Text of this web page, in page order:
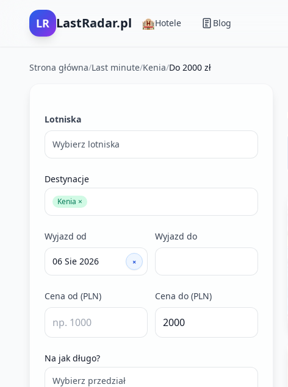
LR LastRadar.pl 🏨Hotele Blog
Strona główna/Last minute/Kenia/Do 2000 zł
Lotniska
Wybierz lotniska
Destynacje
Kenia ×
Wyjazd od
×
Wyjazd do
Cena od (PLN) Cena do (PLN)
Na jak długo?
Wybierz przedział